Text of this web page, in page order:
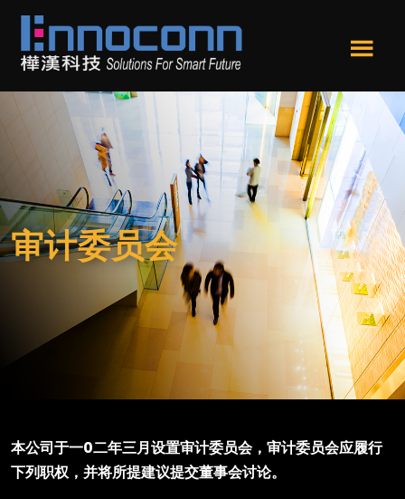
跳
转
到
主
要
内
容
跳
转
到
页
尾
樺
漢
科
技
Ennoconn
Technologies,Ennoconn
Corp.
樺
漢
科
技
u
审计委员会
本公司于一0二年三月设置审计委员会，审计委员会应履行
下列职权，并将所提建议提交董事会讨论。